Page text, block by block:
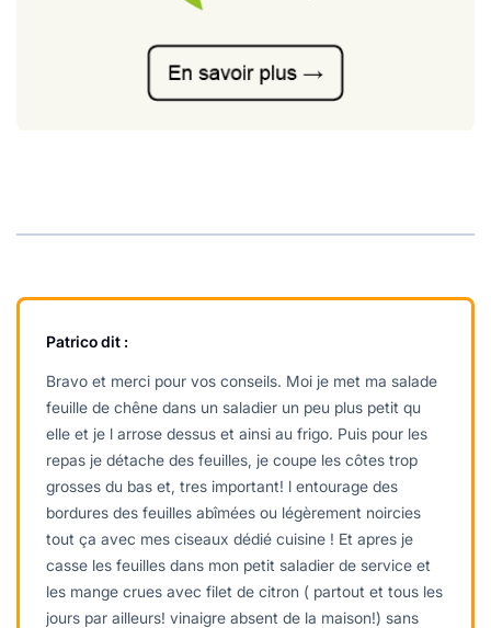
Patricodit :
Bravo et merci pour vos conseils. Moi je met ma salade
feuille de chêne dans un saladier un peu plus petit qu
elle et je l arrose dessus et ainsi au frigo. Puis pour les
repas je détache des feuilles, je coupe les côtes trop
grosses du bas et, tres important! l entourage des
bordures des feuilles abîmées ou légèrement noircies
tout ça avec mes ciseaux dédié cuisine ! Et apres je
casse les feuilles dans mon petit saladier de service et
les mange crues avec filet de citron ( partout et tous les
jours par ailleurs! vinaigre absent de la maison!) sans